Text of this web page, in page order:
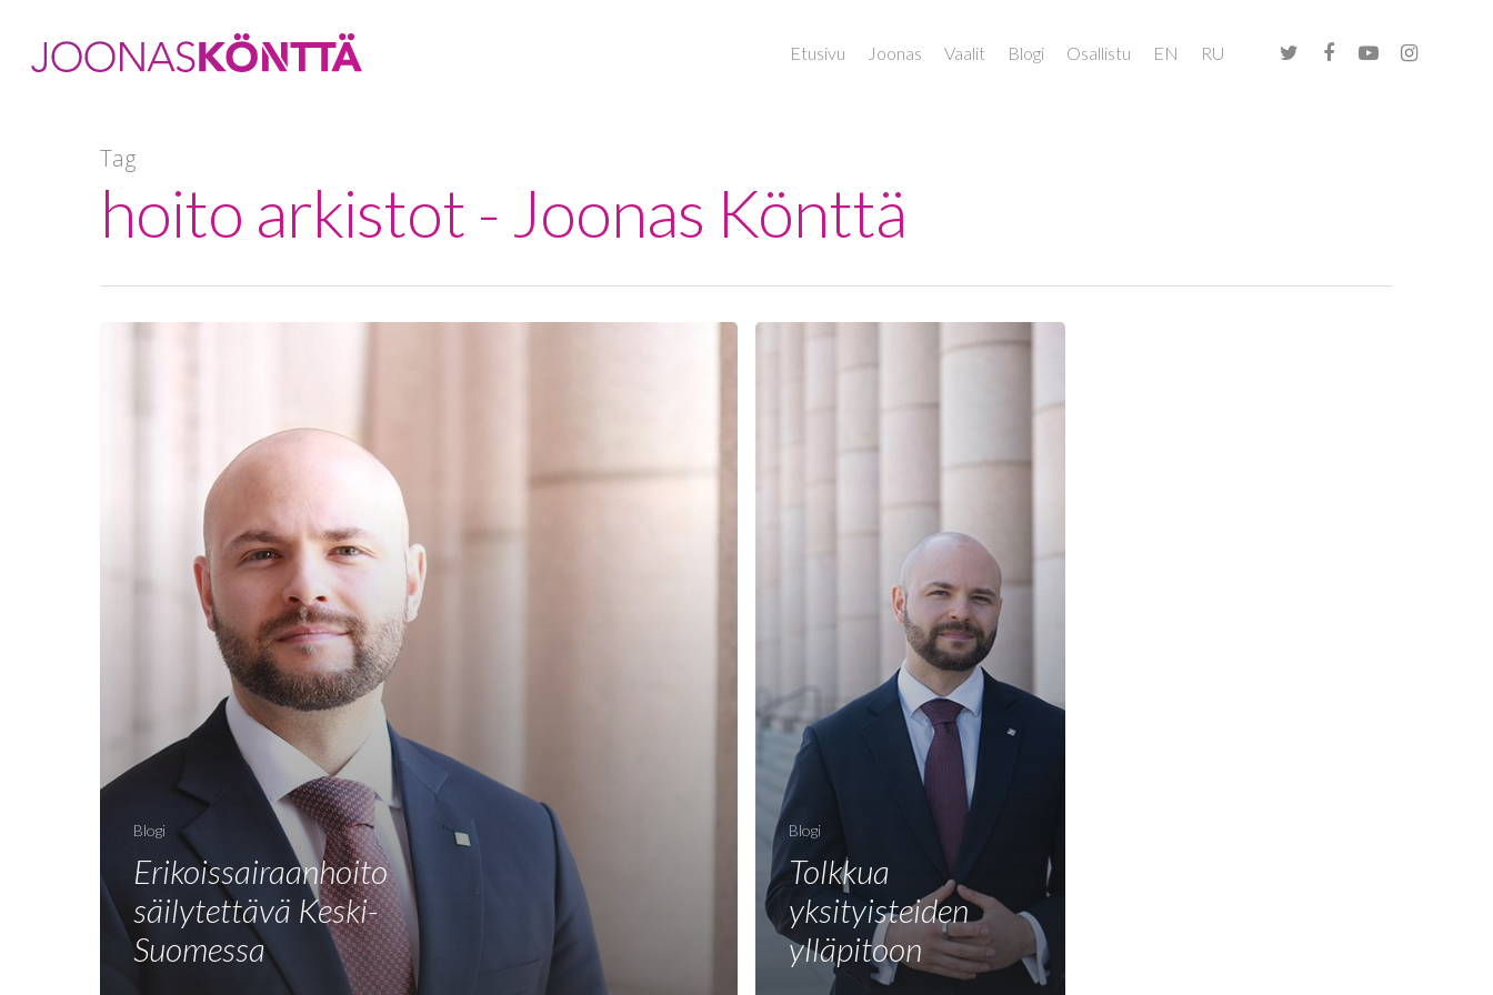
Etusivu Joonas Vaalit Blogi Osallistu EN RU
Tag
hoito arkistot - Joonas Könttä
Blogi
Erikoissairaanhoito
säilytettävä Keski-
Suomessa
Blogi
Tolkkua
yksityisteiden
ylläpitoon